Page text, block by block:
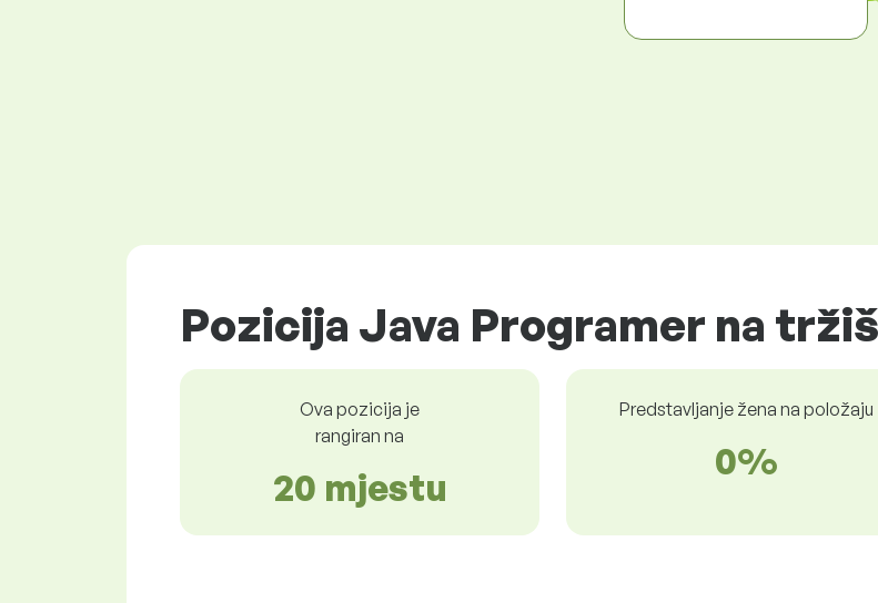
Pozicija Java Programer na
Ova pozicija je
rangiran na
20 mjestu
Predstavljanje žena na položaju
0%